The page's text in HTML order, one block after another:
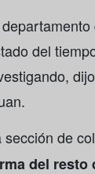
del
sección de
del resto